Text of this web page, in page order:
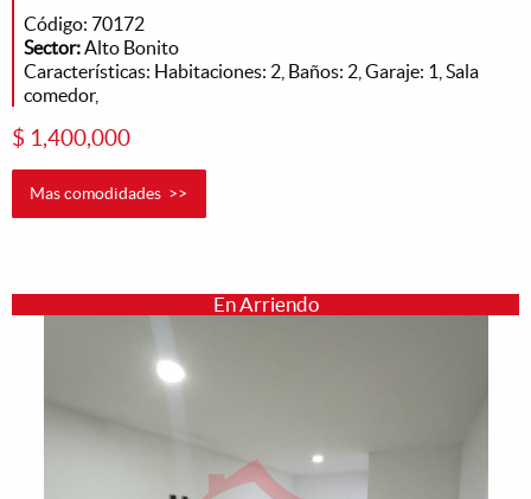
Código: 70172
Sector:Alto Bonito
Características: Habitaciones: 2, Baños: 2, Garaje: 1, Sala
comedor,
$ 1,400,000
Mas comodidades >>
En Arriendo